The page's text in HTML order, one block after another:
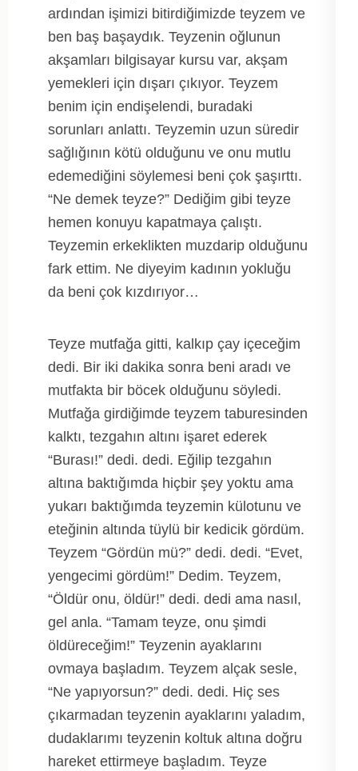
ardından işimizi bitirdiğimizde teyzem ve
ben baş başaydık. Teyzenin oğlunun
akşamları bilgisayar kursu var, akşam
yemekleri için dışarı çıkıyor. Teyzem
benim için endişelendi, buradaki
sorunları anlattı. Teyzemin uzun süredir
sağlığının kötü olduğunu ve onu mutlu
edemediğini söylemesi beni çok şaşırttı.
“Ne demek teyze?” Dediğim gibi teyze
hemen konuyu kapatmaya çalıştı.
Teyzemin erkeklikten muzdarip olduğunu
fark ettim. Ne diyeyim kadının yokluğu
da beni çok kızdırıyor…
Teyze mutfağa gitti, kalkıp çay içeceğim
dedi. Bir iki dakika sonra beni aradı ve
mutfakta bir böcek olduğunu söyledi.
Mutfağa girdiğimde teyzem taburesinden
kalktı, tezgahın altını işaret ederek
“Burası!” dedi. dedi. Eğilip tezgahın
altına baktığımda hiçbir şey yoktu ama
yukarı baktığımda teyzemin külotunu ve
eteğinin altında tüylü bir kedicik gördüm.
Teyzem “Gördün mü?” dedi. dedi. “Evet,
yengecimi gördüm!” Dedim. Teyzem,
“Öldür onu, öldür!” dedi. dedi ama nasıl,
gel anla. “Tamam teyze, onu şimdi
öldüreceğim!” Teyzenin ayaklarını
ovmaya başladım. Teyzem alçak sesle,
“Ne yapıyorsun?” dedi. dedi. Hiç ses
çıkarmadan teyzenin ayaklarını yaladım,
dudaklarımı teyzenin koltuk altına doğru
hareket ettirmeye başladım. Teyze